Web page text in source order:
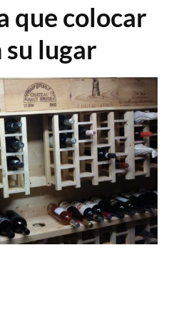
que colocar
su lugar